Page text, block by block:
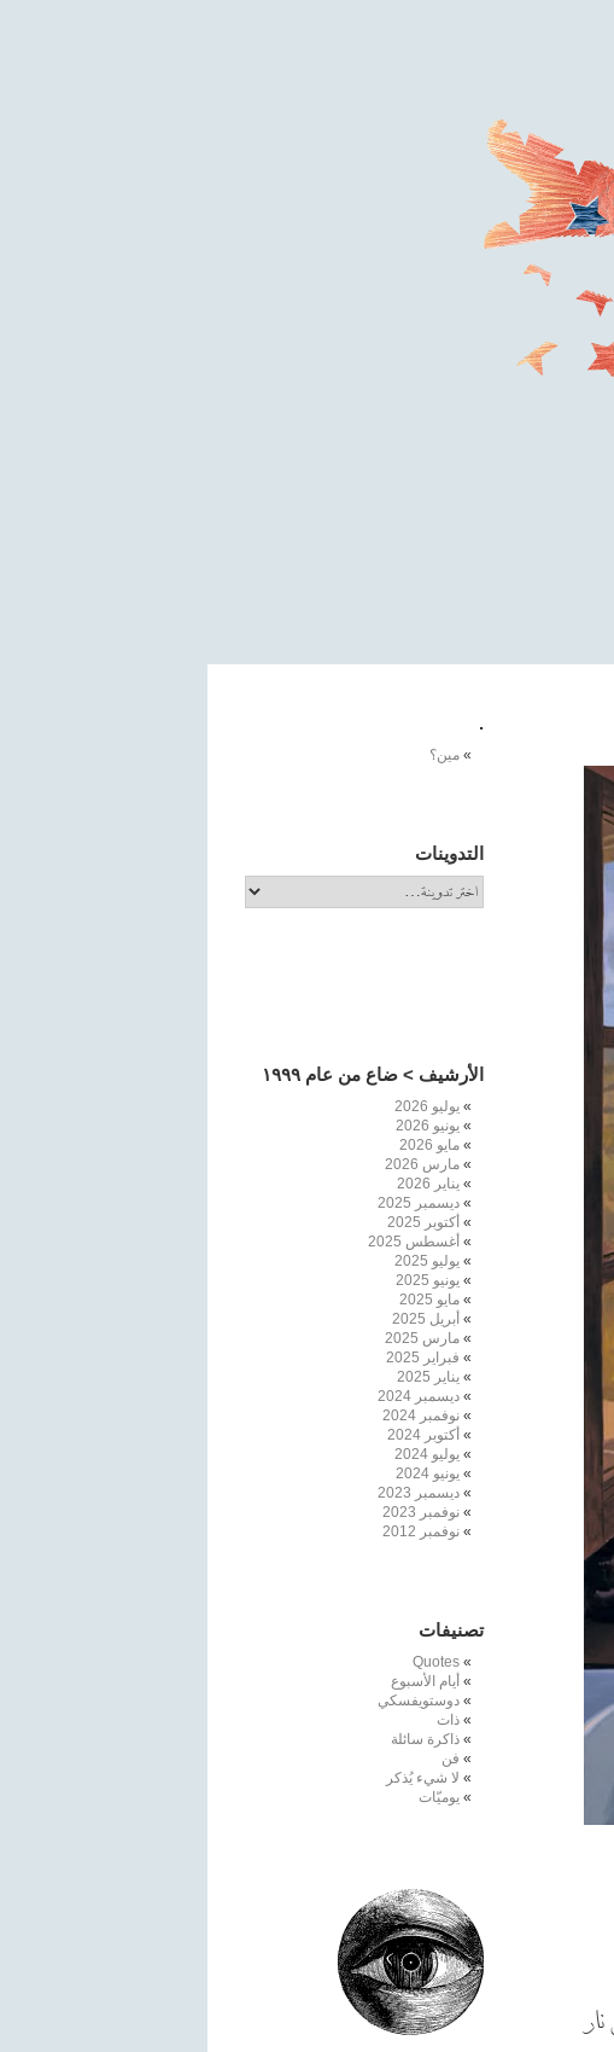
.
مين؟
التدوينات
الأرشيف > ضاع من عام ١٩٩٩
يوليو 2026
يونيو 2026
مايو 2026
مارس 2026
يناير 2026
ديسمبر 2025
أكتوبر 2025
أغسطس 2025
يوليو 2025
يونيو 2025
مايو 2025
أبريل 2025
مارس 2025
فبراير 2025
يناير 2025
ديسمبر 2024
نوفمبر 2024
أكتوبر 2024
يوليو 2024
يونيو 2024
ديسمبر 2023
نوفمبر 2023
نوفمبر 2012
تصنيفات
Quotes
أيام الأسبوع
دوستويفسكي
ذات
ذاكرة سائلة
فن
لا شيء يُذكر
يوميّات